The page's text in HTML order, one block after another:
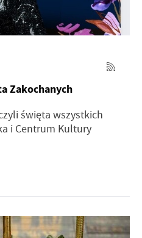
Zakochanych
święta wszystkich
i Centrum Kultury